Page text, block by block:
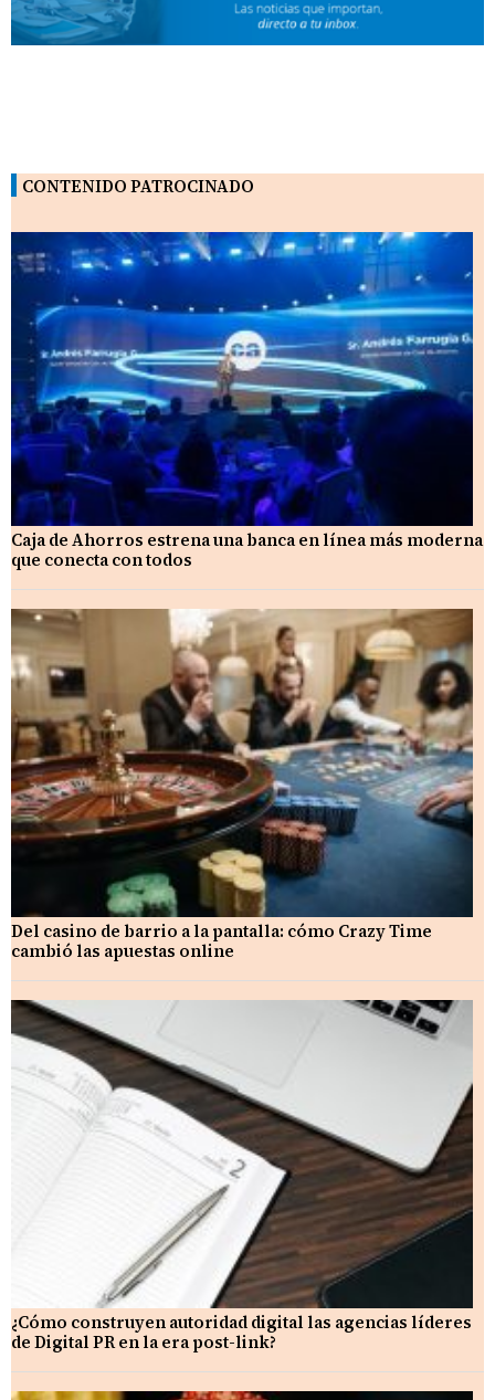
CONTENIDO PATROCINADO
Caja de Ahorros estrena una banca en línea más moderna
que conecta con todos
Del casino de barrio a la pantalla: cómo Crazy Time
cambió las apuestas online
¿Cómo construyen autoridad digital las agencias líderes
de Digital PR en la era post-link?